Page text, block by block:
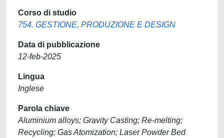
Corso di studio
754. GESTIONE, PRODUZIONE E DESIGN
Data di pubblicazione
12-feb-2025
Lingua
Inglese
Parola chiave
Aluminium alloys; Gravity Casting; Re-melting;
Recycling; Gas Atomization; Laser Powder Bed